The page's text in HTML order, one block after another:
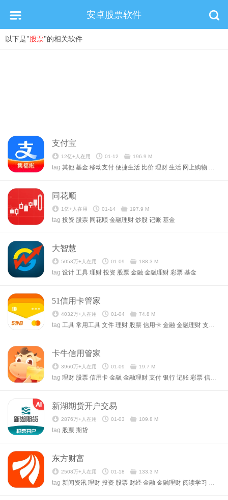
安卓股票软件
以下是"股票"的相关软件
支付宝
12亿+人在用 01-12 196.9 M
tag 其他 基金 移动支付 便捷生活 比价 理财 生活 网上购物 美化
同花顺
1亿+人在用 01-14 197.9 M
tag 投资 股票 同花顺 金融理财 炒股 记账 基金
大智慧
5053万+人在用 01-09 188.3 M
tag 设计 工具 理财 投资 股票 金融 金融理财 彩票 基金
51信用卡管家
4032万+人在用 01-04 74.8 M
tag 工具 常用工具 文件 理财 股票 信用卡 金融 金融理财 支付
卡牛信用管家
3960万+人在用 01-09 19.7 M
tag 理财 股票 信用卡 金融 金融理财 支付 银行 记账 彩票 信用卡生活
新湖期货开户交易
2876万+人在用 01-03 109.8 M
tag 股票 期货
东方财富
2508万+人在用 01-18 133.3 M
tag 新闻资讯 理财 投资 股票 财经 金融 金融理财 阅读学习 新闻